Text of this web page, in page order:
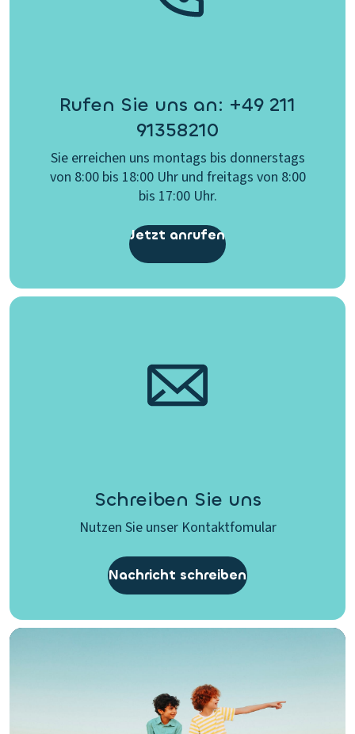
Rufen Sie uns an: +49 211
91358210
Sie erreichen uns montags bis donnerstags
von 8:00 bis 18:00 Uhr und freitags von 8:00
bis 17:00 Uhr.
Jetzt anrufen
Schreiben Sie uns
Nutzen Sie unser Kontaktfomular
Nachricht schreiben